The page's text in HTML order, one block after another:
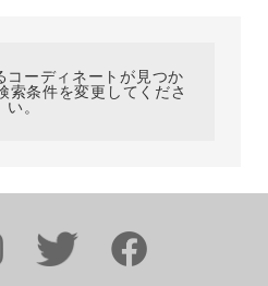
コーディネートが見つか
索条件を変更してくださ
い。